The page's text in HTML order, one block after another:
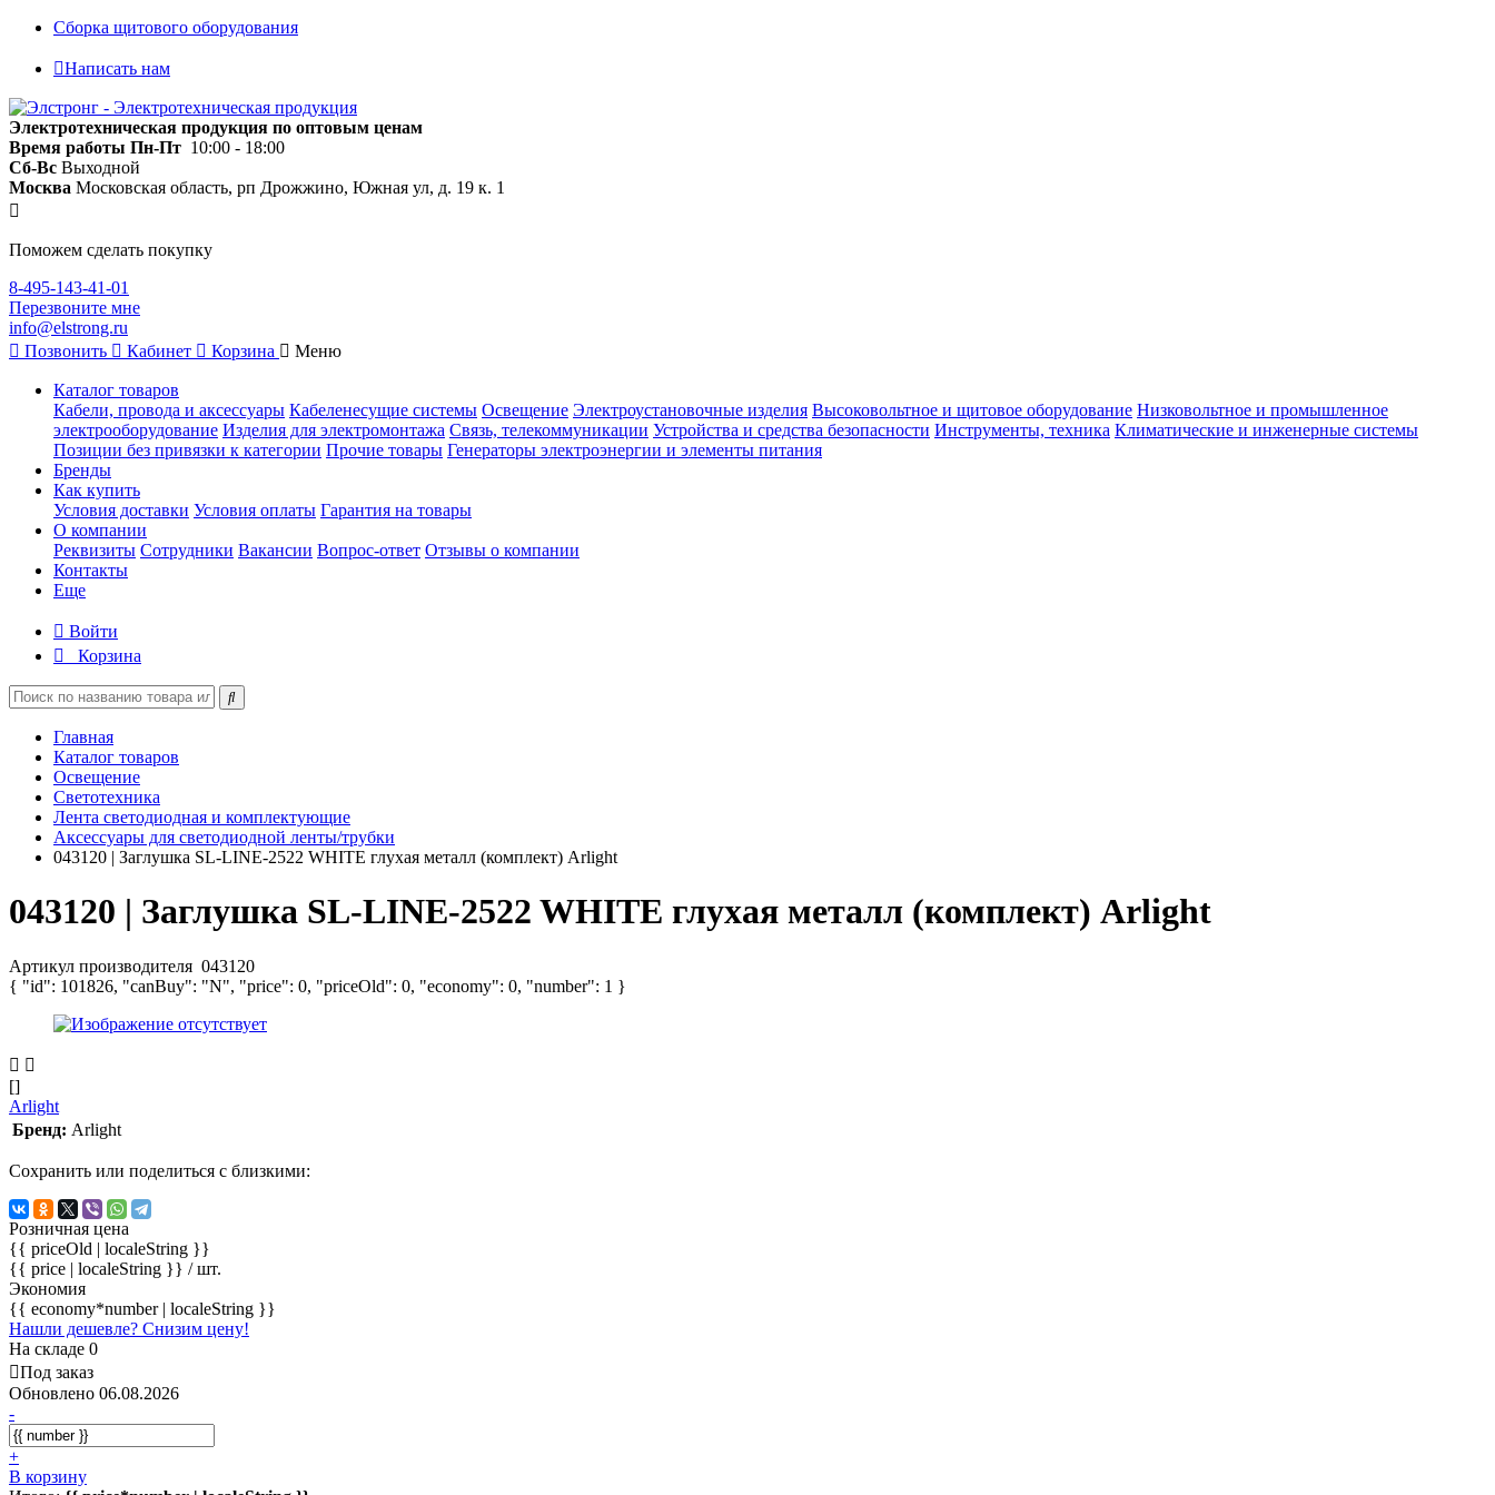
Сборка щитового оборудования
Написать нам
Электротехническая продукция по оптовым ценам
Время работы Пн-Пт 10:00 - 18:00
Сб-Вс Выходной
Москва Московская область, рп Дрожжино, Южная ул, д. 19 к. 1
Поможем сделать покупку
8-495-143-41-01
Перезвоните мне
info@elstrong.ru
Позвонить
Кабинет Корзина Меню
Каталог товаров
Кабели, провода и аксессуары Кабеленесущие системы Освещение Электроустановочные изделия Высоковольтное и щитовое оборудование Низковольтное и промышленное
электрооборудование Изделия для электромонтажа Связь, телекоммуникации Устройства и средства безопасности Инструменты, техника Климатические и инженерные системы
Позиции без привязки к категории Прочие товары Генераторы электроэнергии и элементы питания
Бренды
Как купить
Условия доставки Условия оплаты Гарантия на товары
О компании
Реквизиты Сотрудники Вакансии Вопрос-ответ Отзывы о компании
Контакты
Еще
Войти
Корзина
Главная
Каталог товаров
Освещение
Светотехника
Лента светодиодная и комплектующие
Аксессуары для светодиодной ленты/трубки
043120 | Заглушка SL-LINE-2522 WHITE глухая металл (комплект) Arlight
043120 | Заглушка SL-LINE-2522 WHITE глухая металл (комплект) Arlight
Артикул производителя 043120
{ "id": 101826, "canBuy": "N", "price": 0, "priceOld": 0, "economy": 0, "number": 1 }
[]
Arlight
Бренд: Arlight
Сохранить или поделиться с близкими:
Розничная цена
{{ priceOld | localeString }}
{{ price | localeString }} / шт.
Экономия
{{ economy*number | localeString }}
Нашли дешевле? Снизим цену!
На складе 0
Под заказ
Обновлено 06.08.2026
-
+
В корзину